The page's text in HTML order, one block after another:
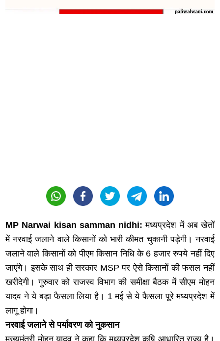
MP Narwai kisan samman nidhi: मध्यप्रदेश में अब खेतों
में नरवाई जलाने वाले किसानों को भारी कीमत चुकानी पड़ेगी। नरवाई
जलाने वाले किसानों को पीएम किसान निधि के 6 हजार रुपये नहीं दिए
जाएंगे। इसके साथ ही सरकार MSP पर ऐसे किसानों की फसल नहीं
खरीदेगी। गुरुवार को राजस्व विभाग की समीक्षा बैठक में सीएम मोहन
यादव ने ये बड़ा फैसला लिया है। 1 मई से ये फैसला पूरे मध्यप्रदेश में
लागू होगा।
नरवाई जलाने से पर्यावरण को नुकसान